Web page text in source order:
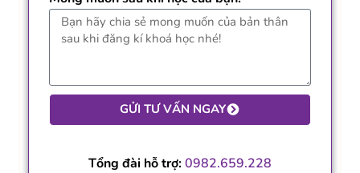
GỬI TƯ VẤN NGAY
Tổng đài hỗ trợ:0982.659.228